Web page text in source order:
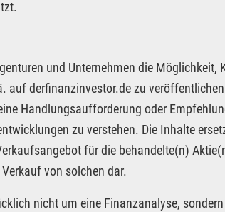
und Unternehmen die Möglichkeit,
auf derfinanzinvestor.de zu
Handlungsaufforderung oder
zu verstehen. Die Inhalte
für die behandelte(n)
von solchen dar.
nicht um eine Finanzanalyse,